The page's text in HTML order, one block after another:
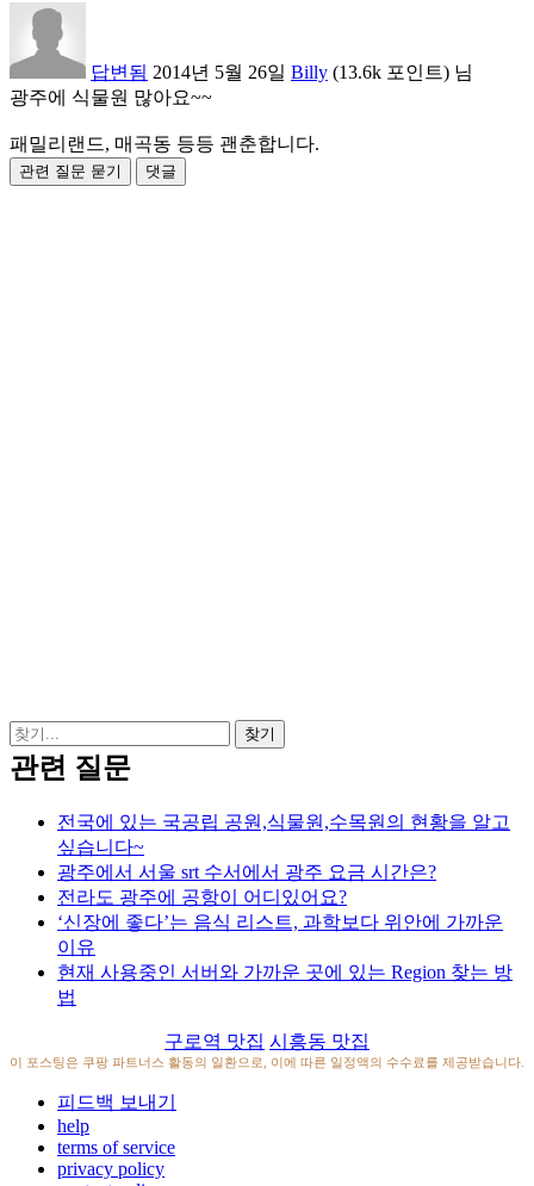
답변됨 2014년 5월 26일 Billy (13.6k 포인트) 님
광주에 식물원 많아요~~
패밀리랜드, 매곡동 등등 괜춘합니다.
관련 질문
전국에 있는 국공립 공원,식물원,수목원의 현황을 알고
싶습니다~
광주에서 서울 srt 수서에서 광주 요금 시간은?
전라도 광주에 공항이 어디있어요?
‘신장에 좋다’는 음식 리스트, 과학보다 위안에 가까운
이유
현재 사용중인 서버와 가까운 곳에 있는 Region 찾는 방
법
구로역 맛집 시흥동 맛집
이 포스팅은 쿠팡 파트너스 활동의 일환으로, 이에 따른 일정액의 수수료를 제공받습니다.
피드백 보내기
help
terms of service
privacy policy